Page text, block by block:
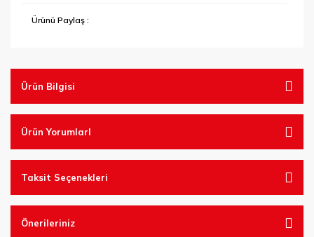
Ürünü Paylaş :
Ürün Bilgisi
Ürün YorumlarI
Taksit Seçenekleri
Önerileriniz